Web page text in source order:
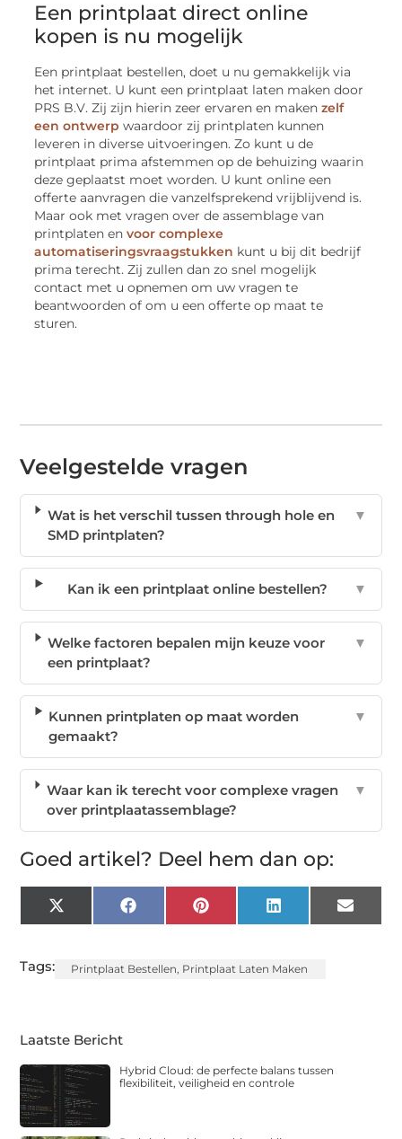
Een printplaat direct online
kopen is nu mogelijk
Een printplaat bestellen, doet u nu gemakkelijk via
het internet. U kunt een printplaat laten maken door
PRS B.V. Zij zijn hierin zeer ervaren en makenzelf
een ontwerp waardoor zij printplaten kunnen
leveren in diverse uitvoeringen. Zo kunt u de
printplaat prima afstemmen op de behuizing waarin
deze geplaatst moet worden. U kunt online een
offerte aanvragen die vanzelfsprekend vrijblijvend is.
Maar ook met vragen over de assemblage van
printplaten envoor complexe
automatiseringsvraagstukken kunt u bij dit bedrijf
prima terecht. Zij zullen dan zo snel mogelijk
contact met u opnemen om uw vragen te
beantwoorden of om u een offerte op maat te
sturen.
Veelgestelde vragen
Wat is het verschil tussen through hole en
SMD printplaten?
▼
Kan ik een printplaat online bestellen? ▼
Welke factoren bepalen mijn keuze voor
een printplaat?
▼
Kunnen printplaten op maat worden
gemaakt?
▼
Waar kan ik terecht voor complexe vragen
over printplaatassemblage?
▼
Goed artikel? Deel hem dan op:
X
(Twitter)
FacebookPinterest LinkedIn Email
Tags: Printplaat Bestellen Printplaat Laten Maken
Laatste Bericht
Hybrid Cloud: de perfecte balans tussen
flexibiliteit, veiligheid en controle